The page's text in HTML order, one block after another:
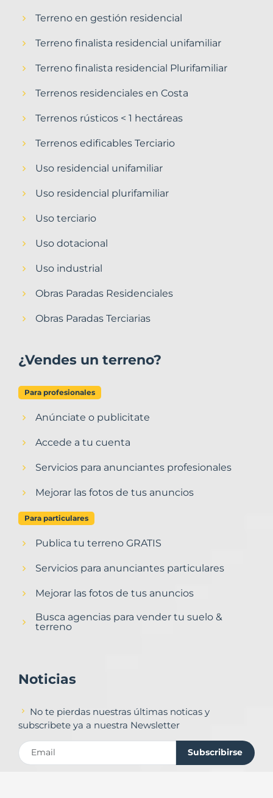
Terreno en gestión residencial
Terreno finalista residencial unifamiliar
Terreno finalista residencial Plurifamiliar
Terrenos residenciales en Costa
Terrenos rústicos < 1 hectáreas
Terrenos edificables Terciario
Uso residencial unifamiliar
Uso residencial plurifamiliar
Uso terciario
Uso dotacional
Uso industrial
Obras Paradas Residenciales
Obras Paradas Terciarias
¿Vendes un terreno?
Para profesionales
Anúnciate o publicitate
Accede a tu cuenta
Servicios para anunciantes profesionales
Mejorar las fotos de tus anuncios
Para particulares
Publica tu terreno GRATIS
Servicios para anunciantes particulares
Mejorar las fotos de tus anuncios
Busca agencias para vender tu suelo &
terreno
Noticias
No te pierdas nuestras últimas noticas y
subscribete ya a nuestra Newsletter
Subscribirse